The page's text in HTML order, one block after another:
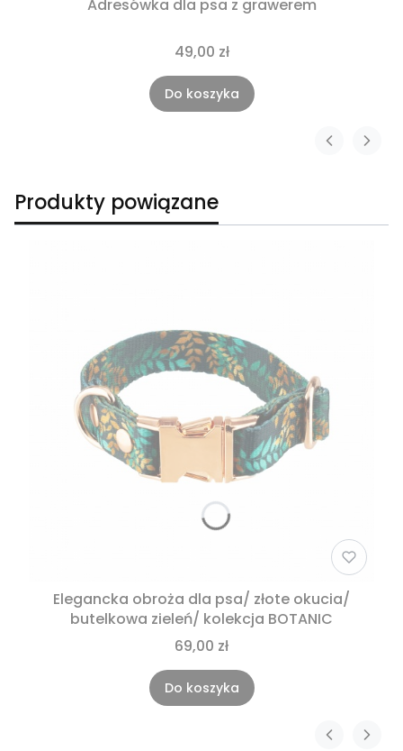
Adresówka dla psa z grawerem
49,00 zł
Do koszyka
Produkty powiązane
Elegancka obroża dla psa/ złote okucia/
butelkowa zieleń/ kolekcja BOTANIC
69,00 zł
Do koszyka